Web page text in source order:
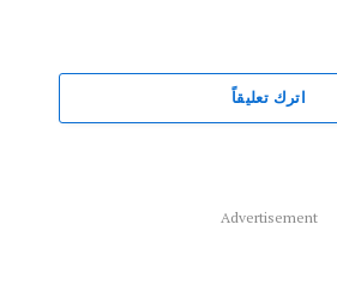
اترك تعليقاً
Advertisement